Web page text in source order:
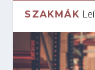
SZAKMÁK